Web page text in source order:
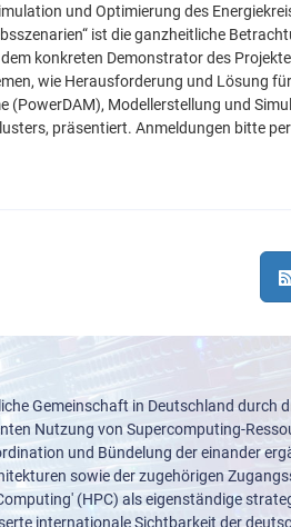
und Optimierung des
ist die ganzheitliche
konkreten Demonstrator des
wie Herausforderung und Lösung für
Modellerstellung und
präsentiert. Anmeldungen bitte
Gemeinschaft in Deutschland durch
Nutzung von Supercomputing-
und Bündelung der einander
sowie der zugehörigen
(HPC) als eigenständige
internationale Sichtbarkeit der